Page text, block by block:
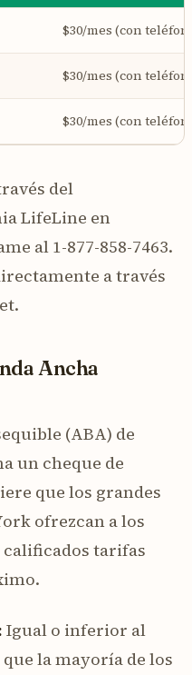
$30/mes (con
$30/mes (con
$30/mes (con
del
LifeLine en
al 1-877-858-7463.
a través
Ancha
(ABA) de
un cheque de
que los grandes
ofrezcan a los
calificados tarifas
Igual o inferior al
la mayoría de los